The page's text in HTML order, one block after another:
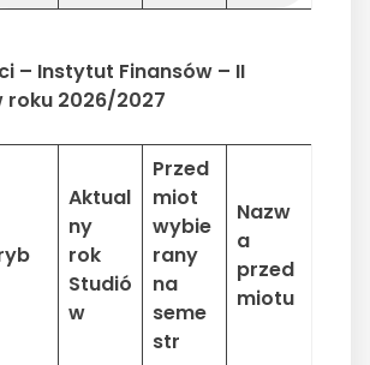
– Instytut Finansów – II
roku 2026/2027
Aktual
ny
rok
Studió
w
Przed
miot
wybie
rany
na
seme
str
Nazw
a
przed
miotu